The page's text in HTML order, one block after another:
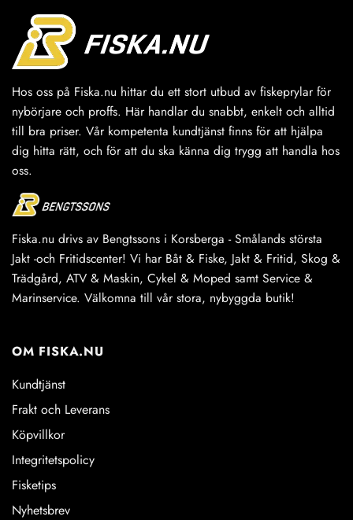
Hos oss på Fiska.nu hittar du ett stort utbud av fiskeprylar för
nybörjare och proffs. Här handlar du snabbt, enkelt och alltid
till bra priser. Vår kompetenta kundtjänst finns för att hjälpa
dig hitta rätt, och för att du ska känna dig trygg att handla hos
oss.
Fiska.nu drivs av Bengtssons i Korsberga - Smålands största
Jakt -och Fritidscenter! Vi har Båt & Fiske, Jakt & Fritid, Skog &
Trädgård, ATV & Maskin, Cykel & Moped samt Service &
Marinservice. Välkomna till vår stora, nybyggda butik!
OM FISKA.NU
Kundtjänst
Frakt och Leverans
Köpvillkor
Integritetspolicy
Fisketips
Nyhetsbrev